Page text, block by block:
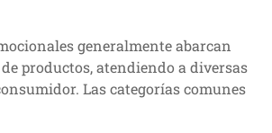
generalmente abarcan
productos, atendiendo a diversas
Las categorías comunes